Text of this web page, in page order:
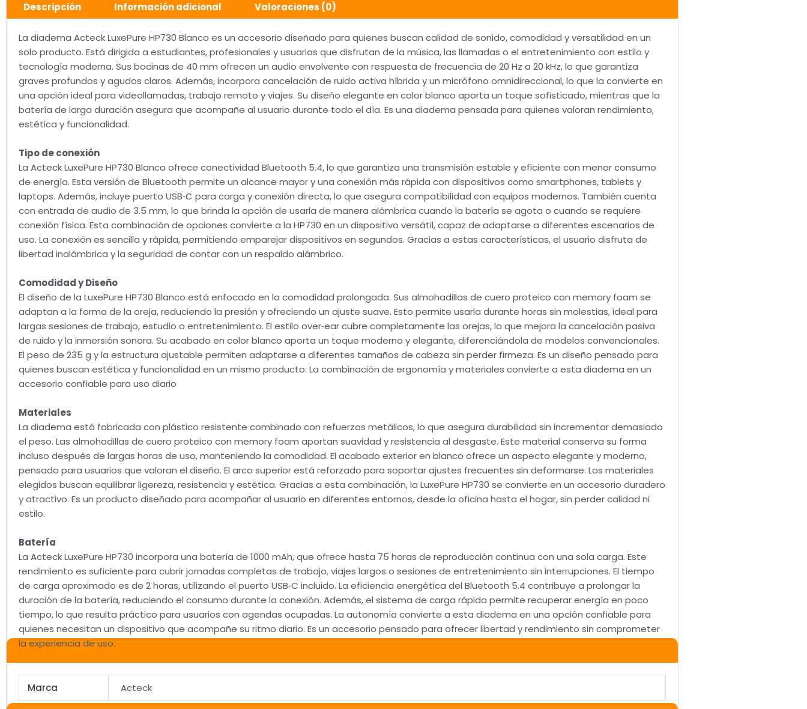
Descripción Información adicional Valoraciones (0)
La diadema Acteck LuxePure HP730 Blanco es un accesorio diseñado para quienes buscan calidad de sonido, comodidad y versatilidad en un
solo producto. Está dirigida a estudiantes, profesionales y usuarios que disfrutan de la música, las llamadas o el entretenimiento con estilo y
tecnología moderna. Sus bocinas de 40 mm ofrecen un audio envolvente con respuesta de frecuencia de 20 Hz a 20 kHz, lo que garantiza
graves profundos y agudos claros. Además, incorpora cancelación de ruido activa híbrida y un micrófono omnidireccional, lo que la convierte en
una opción ideal para videollamadas, trabajo remoto y viajes. Su diseño elegante en color blanco aporta un toque sofisticado, mientras que la
batería de larga duración asegura que acompañe al usuario durante todo el día. Es una diadema pensada para quienes valoran rendimiento,
estética y funcionalidad.
Tipo de conexión
La Acteck LuxePure HP730 Blanco ofrece conectividad Bluetooth 5.4, lo que garantiza una transmisión estable y eficiente con menor consumo
de energía. Esta versión de Bluetooth permite un alcance mayor y una conexión más rápida con dispositivos como smartphones, tablets y
laptops. Además, incluye puerto USB‑C para carga y conexión directa, lo que asegura compatibilidad con equipos modernos. También cuenta
con entrada de audio de 3.5 mm, lo que brinda la opción de usarla de manera alámbrica cuando la batería se agota o cuando se requiere
conexión física. Esta combinación de opciones convierte a la HP730 en un dispositivo versátil, capaz de adaptarse a diferentes escenarios de
uso. La conexión es sencilla y rápida, permitiendo emparejar dispositivos en segundos. Gracias a estas características, el usuario disfruta de
libertad inalámbrica y la seguridad de contar con un respaldo alámbrico.
Comodidad y Diseño
El diseño de la LuxePure HP730 Blanco está enfocado en la comodidad prolongada. Sus almohadillas de cuero proteico con memory foam se
adaptan a la forma de la oreja, reduciendo la presión y ofreciendo un ajuste suave. Esto permite usarla durante horas sin molestias, ideal para
largas sesiones de trabajo, estudio o entretenimiento. El estilo over‑ear cubre completamente las orejas, lo que mejora la cancelación pasiva
de ruido y la inmersión sonora. Su acabado en color blanco aporta un toque moderno y elegante, diferenciándola de modelos convencionales.
El peso de 235 g y la estructura ajustable permiten adaptarse a diferentes tamaños de cabeza sin perder firmeza. Es un diseño pensado para
quienes buscan estética y funcionalidad en un mismo producto. La combinación de ergonomía y materiales convierte a esta diadema en un
accesorio confiable para uso diario
Materiales
La diadema está fabricada con plástico resistente combinado con refuerzos metálicos, lo que asegura durabilidad sin incrementar demasiado
el peso. Las almohadillas de cuero proteico con memory foam aportan suavidad y resistencia al desgaste. Este material conserva su forma
incluso después de largas horas de uso, manteniendo la comodidad. El acabado exterior en blanco ofrece un aspecto elegante y moderno,
pensado para usuarios que valoran el diseño. El arco superior está reforzado para soportar ajustes frecuentes sin deformarse. Los materiales
elegidos buscan equilibrar ligereza, resistencia y estética. Gracias a esta combinación, la LuxePure HP730 se convierte en un accesorio duradero
y atractivo. Es un producto diseñado para acompañar al usuario en diferentes entornos, desde la oficina hasta el hogar, sin perder calidad ni
estilo.
Batería
La Acteck LuxePure HP730 incorpora una batería de 1000 mAh, que ofrece hasta 75 horas de reproducción continua con una sola carga. Este
rendimiento es suficiente para cubrir jornadas completas de trabajo, viajes largos o sesiones de entretenimiento sin interrupciones. El tiempo
de carga aproximado es de 2 horas, utilizando el puerto USB‑C incluido. La eficiencia energética del Bluetooth 5.4 contribuye a prolongar la
duración de la batería, reduciendo el consumo durante la conexión. Además, el sistema de carga rápida permite recuperar energía en poco
tiempo, lo que resulta práctico para usuarios con agendas ocupadas. La autonomía convierte a esta diadema en una opción confiable para
quienes necesitan un dispositivo que acompañe su ritmo diario. Es un accesorio pensado para ofrecer libertad y rendimiento sin comprometer
la experiencia de uso.
Marca Acteck